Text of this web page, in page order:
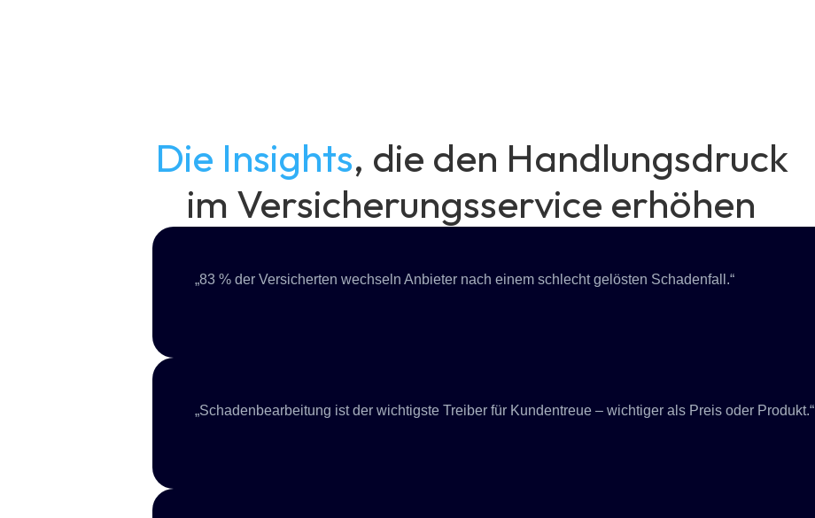
Die Insights, die den Handlungsdruck
im Versicherungsservice erhöhen
„83 % der Versicherten wechseln Anbieter nach einem schlecht gelösten Schadenfall.“
„Schadenbearbeitung ist der wichtigste Treiber für Kundentreue – wichtiger als Preis oder Produkt.“